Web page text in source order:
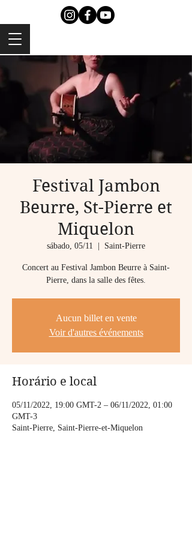
Festival Jambon
Beurre, St-Pierre et
Miquelon
sábado, 05/11 Saint-Pierre
Concert au Festival Jambon Beurre à Saint-
Pierre, dans la salle des fêtes.
Aucun billet en vente
Voir d'autres événements
Horário e local
05/11/2022, 19:00 GMT-2 – 06/11/2022, 01:00
GMT-3
Saint-Pierre, Saint-Pierre-et-Miquelon